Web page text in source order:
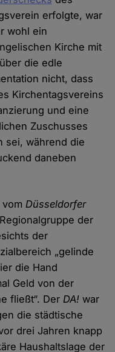
erfolgte, war
wohl ein
Kirche mit
die edle
nicht, dass
Kirchentagsvereins
und eine
Zuschusses
sei, während die
daneben
vomDüsseldorfer
der
der
„gelinde
die Hand
Geld von der
fließt“. DerDA! war
die städtische
drei Jahren knapp
Haushaltslage der